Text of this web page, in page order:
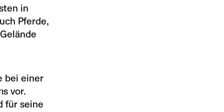
in
Pferde,
bei einer
vor.
für seine